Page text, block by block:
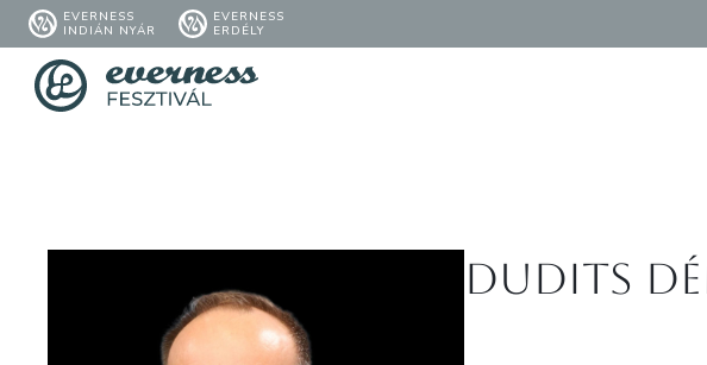
EVERNESS
INDIÁN NYÁR
EVERNESS
ERDÉLY
Dudits